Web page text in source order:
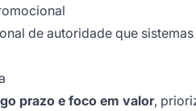
de autoridade que
prazo e foco em valor,